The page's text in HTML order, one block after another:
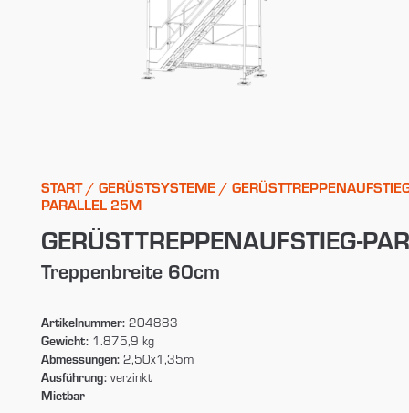
START/ GERÜSTSYSTEME/
PARALLEL 25M
GERÜSTTREPPENAUFSTIEG-
Treppenbreite 60cm
Artikelnummer:204883
Gewicht:1.875,9 kg
Abmessungen:2,50x1,35m
Ausführung:verzinkt
Mietbar